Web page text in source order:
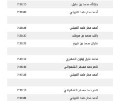
جارالله محمد بن عقيل
7:38:10
أحمد مطر ماجد الخييلي 7:39:68
أحمد مطر ماجد الخييلي
7:38:25
راشد محمد بن مروشد
7:38:30
فاران محمد بن قريع 7:39:27
محمد عتيق زيتون المهيري
7:40:19
ناصر حمد مسفر الشهواني
7:45:48
أحمد مطر ماجد الخييلي 7:47:25
ناصر حمد مسفر الشهواني
7:39:18
أحمد مطر ماجد الخييلي
7:39:81